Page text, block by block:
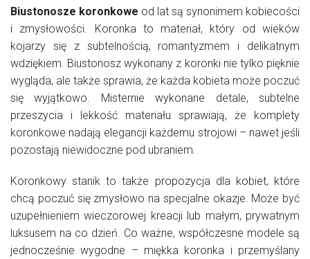
Biustonosze koronkowe od lat są synonimem kobiecości
i zmysłowości. Koronka to materiał, który od wieków
kojarzy się z subtelnością, romantyzmem i delikatnym
wdziękiem. Biustonosz wykonany z koronki nie tylko pięknie
wygląda, ale także sprawia, że każda kobieta może poczuć
się wyjątkowo. Misternie wykonane detale, subtelne
przeszycia i lekkość materiału sprawiają, że komplety
koronkowe nadają elegancji każdemu strojowi – nawet jeśli
pozostają niewidoczne pod ubraniem.
Koronkowy stanik to także propozycja dla kobiet, które
chcą poczuć się zmysłowo na specjalne okazje. Może być
uzupełnieniem wieczorowej kreacji lub małym, prywatnym
luksusem na co dzień. Co ważne, współczesne modele są
jednocześnie wygodne – miękka koronka i przemyślany